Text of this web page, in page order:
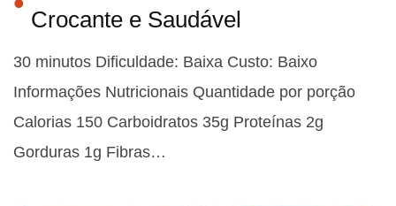
Crocante e Saudável
30 minutos Dificuldade: Baixa Custo: Baixo
Informações Nutricionais Quantidade por porção
Calorias 150 Carboidratos 35g Proteínas 2g
Gorduras 1g Fibras…